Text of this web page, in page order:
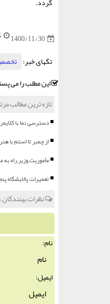
1400/11/30
تگهای خبر:
این مطلب را می
تازه ترین مطالب
دسترسی نما با
از چمبر تا استم با
مأموریت وزیر راه
تعمیرات پالایشگاه
نظرات
نام:
ایمیل: